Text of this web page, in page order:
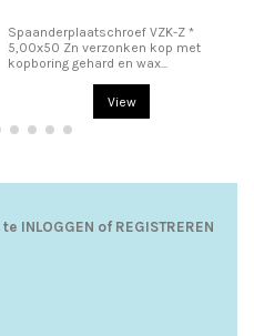
Spaanderplaatschroef VZK-Z *
5,00x50 Zn verzonken kop met
kopboring gehard en wax...
View
te INLOGGEN of REGISTREREN